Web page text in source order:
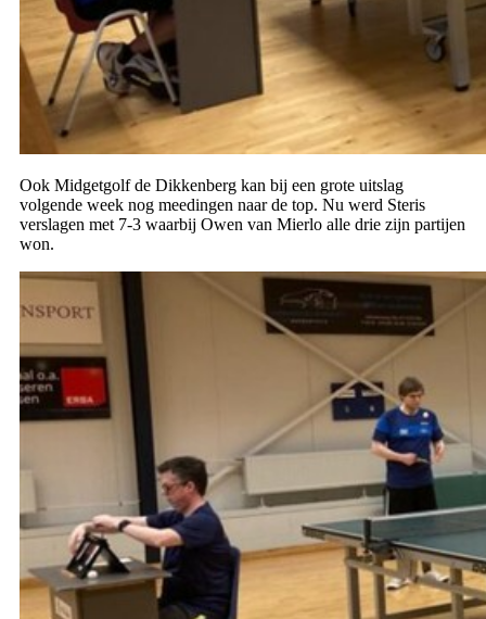
Ook Midgetgolf de Dikkenberg kan bij een grote uitslag
volgende week nog meedingen naar de top. Nu werd Steris
verslagen met 7-3 waarbij Owen van Mierlo alle drie zijn partijen
won.